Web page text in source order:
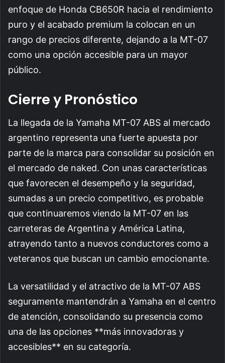
enfoque de Honda CB650R hacia el rendimiento
puro y el acabado premium la colocan en un
rango de precios diferente, dejando a la MT-07
como una opción accesible para un mayor
público.
Cierre y Pronóstico
La llegada de la Yamaha MT-07 ABS al mercado
argentino representa una fuerte apuesta por
parte de la marca para consolidar su posición en
el mercado de naked. Con unas características
que favorecen el desempeño y la seguridad,
sumadas a un precio competitivo, es probable
que continuaremos viendo la MT-07 en las
carreteras de Argentina y América Latina,
atrayendo tanto a nuevos conductores como a
veteranos que buscan un cambio emocionante.
La versatilidad y el atractivo de la MT-07 ABS
seguramente mantendrán a Yamaha en el centro
de atención, consolidando su presencia como
una de las opciones **más innovadoras y
accesibles** en su categoría.